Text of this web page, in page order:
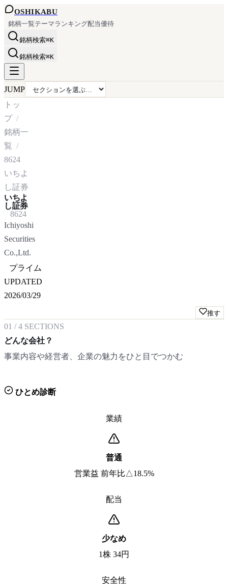
OSHIKABU
銘柄一覧テーマランキング配当優待
銘柄検索⌘K
銘柄検索⌘K
JUMP
トッ
プ
銘柄一
覧
8624
いちよ
し証券
いちよ
し証券
8624
Ichiyoshi
Securities
Co.,Ltd.
プライム
UPDATED
2026/03/29
推す
01 /4 SECTIONS
どんな会社？
事業内容や経営者、企業の魅力をひと目でつかむ
ひとめ診断
業績
普通
営業益 前年比△18.5%
配当
少なめ
1株 34円
安全性